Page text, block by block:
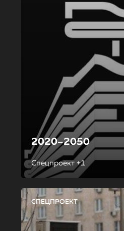
2020–2050
Спецпроект +1
СПЕЦПРОЕКТ